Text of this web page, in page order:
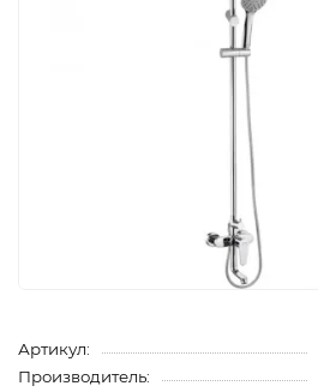
Артикул:
Производитель: